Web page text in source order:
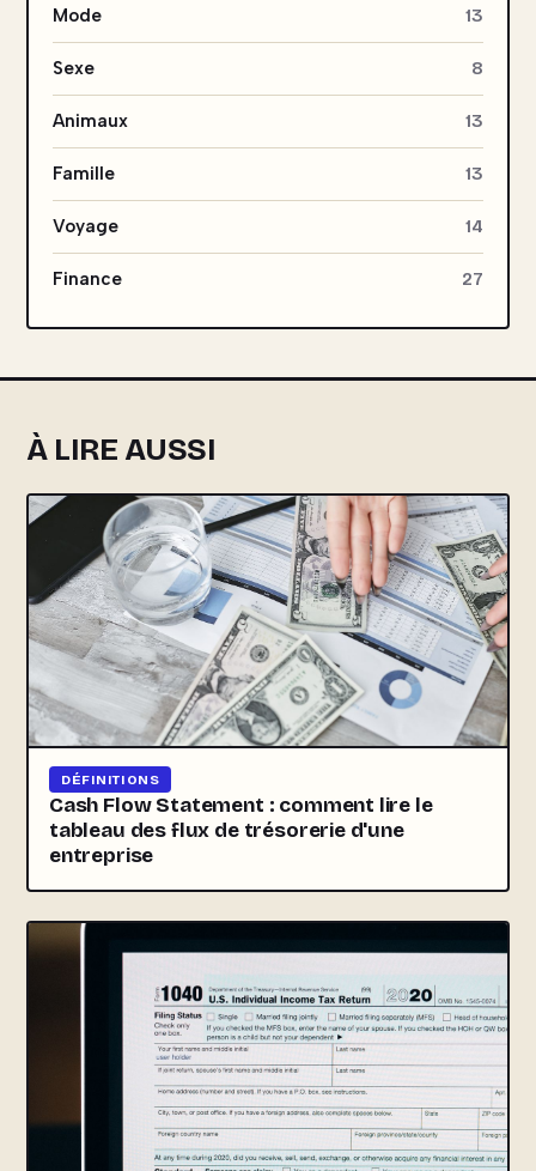
Mode 13
Sexe 8
Animaux 13
Famille 13
Voyage 14
Finance 27
À LIRE AUSSI
DÉFINITIONS
Cash Flow Statement : comment lire le
tableau des flux de trésorerie d'une
entreprise